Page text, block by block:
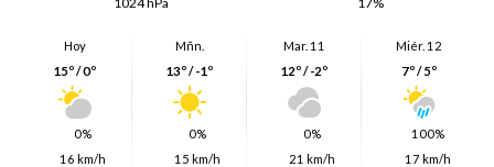
Hoy
15º / 0º
0%
16 km/h
Mñn.
13º / -1º
0%
15 km/h
Mar. 11
12º / -2º
0%
21 km/h
Miér. 12
7º / 5º
100%
17 km/h